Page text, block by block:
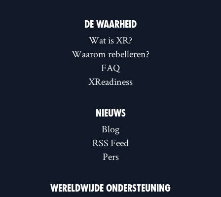
DE WAARHEID
Wat is XR?
Waarom rebelleren?
FAQ
XReadiness
NIEUWS
Blog
RSS Feed
Pers
WERELDWIJDE ONDERSTEUNING